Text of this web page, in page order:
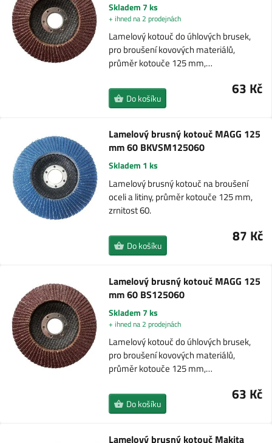
Skladem 7 ks
+ ihned na 2 prodejnách
Lamelový kotouč do úhlových brusek,
pro broušení kovových materiálů,
průměr kotouče 125 mm,…
63 Kč
Do košíku
Lamelový brusný kotouč MAGG 125
mm 60 BKVSM125060
Skladem 1 ks
Lamelový brusný kotouč na broušení
oceli a litiny, průměr kotouče 125 mm,
zrnitost 60.
87 Kč
Do košíku
Lamelový brusný kotouč MAGG 125
mm 60 BS125060
Skladem 7 ks
+ ihned na 2 prodejnách
Lamelový kotouč do úhlových brusek,
pro broušení kovových materiálů,
průměr kotouče 125 mm,…
63 Kč
Do košíku
Lamelový brusný kotouč Makita